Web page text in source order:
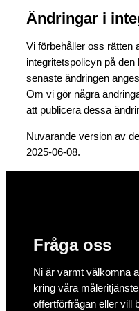
Ändringar i
Vi förbehåller oss rätten
integritetspolicyn på
senaste ändringen
Om vi gör några
att publicera dessa
Nuvarande version av
2025-06-08.
Fråga oss
Ni är varmt välkomna
kring våra
offertförfrågan eller vill